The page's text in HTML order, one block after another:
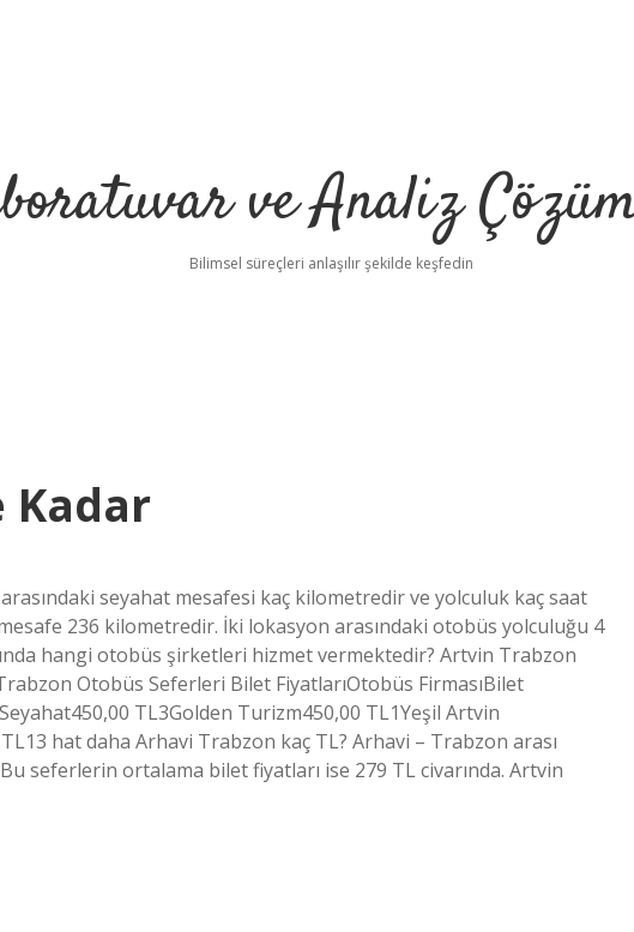
ve Analiz
Bilimsel süreçleri anlaşılır şekilde keşfedin
Kadar
seyahat mesafesi kaç kilometredir ve yolculuk kaç saat
236 kilometredir. İki lokasyon arasındaki otobüs yolculuğu 4
hangi otobüs şirketleri hizmet vermektedir? Artvin Trabzon
Otobüs Seferleri Bilet FiyatlarıOtobüs FirmasıBilet
TL3Golden Turizm450,00 TL1Yeşil Artvin
hat daha Arhavi Trabzon kaç TL? Arhavi – Trabzon arası
seferlerin ortalama bilet fiyatları ise 279 TL civarında. Artvin